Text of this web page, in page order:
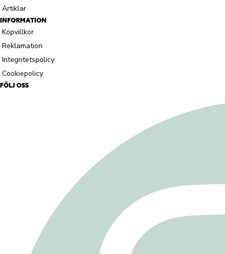
Artiklar
INFORMATION
Köpvillkor
Reklamation
Integritetspolicy
Cookiepolicy
FÖLJ OSS